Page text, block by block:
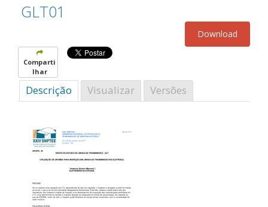
GLT01
Comparti
lhar
Descrição Visualizar Versões